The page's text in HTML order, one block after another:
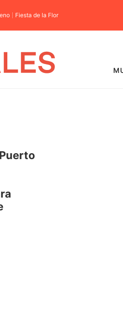
Fiesta de la Flor